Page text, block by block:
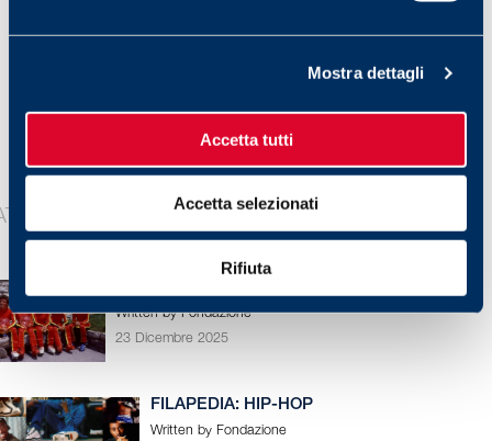
Mostra dettagli
Accetta tutti
Accetta selezionati
Rifiuta
Written by Fondazione
23 Dicembre 2025
FILAPEDIA: HIP-HOP
Written by Fondazione